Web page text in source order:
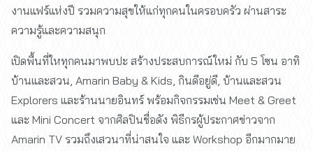
งานแฟร์แห่งปี รวมความสุขให้แก่ทุกคนในครอบครัว ผ่านสาระ
ความรู้และความสนุก
เปิดพื้นที่ใหทุกคนมาพบปะ สร้างประสบการณ์ใหม่ กับ 5 โซน อาทิ
บ้านและสวน, Amarin Baby & Kids, กินดีอยู่ดี, บ้านและสวน
Explorers และร้านนายอินทร์ พร้อมกิจกรรมเช่น Meet & Greet
และ Mini Concert จากศิลปินชื่อดัง พิธีกรผู้ประกาศข่าวจาก
Amarin TV รวมถึงเสวนาที่น่าสนใจ และ Workshop อีกมากมาย